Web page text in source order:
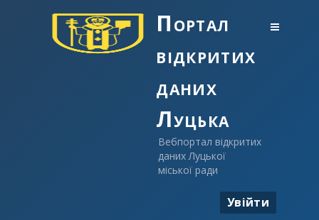
Портал
відкритих
даних
Луцька
Вебпортал відкритих
даних Луцької
міської ради
Увійти